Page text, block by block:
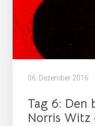
06. Dezember 2016
Tag 6: Den
Norris Witz